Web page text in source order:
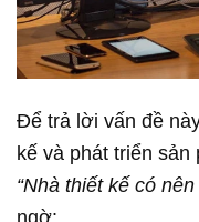
Để trả lời vấn đề
kế và phát triển
“Nhà thiết kế có